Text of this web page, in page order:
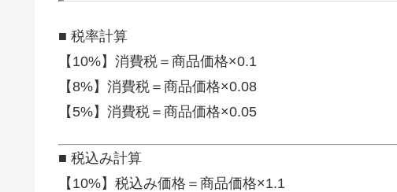
■ 税率計算
【10%】消費税＝商品価格×0.1
【8%】消費税＝商品価格×0.08
【5%】消費税＝商品価格×0.05
■ 税込み計算
【10%】税込み価格＝商品価格×1.1